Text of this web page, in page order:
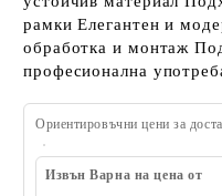
рамки Елегантен и
обработка и монтаж
професионална
Ориентировъчни цени за
Извън Варна на цена от